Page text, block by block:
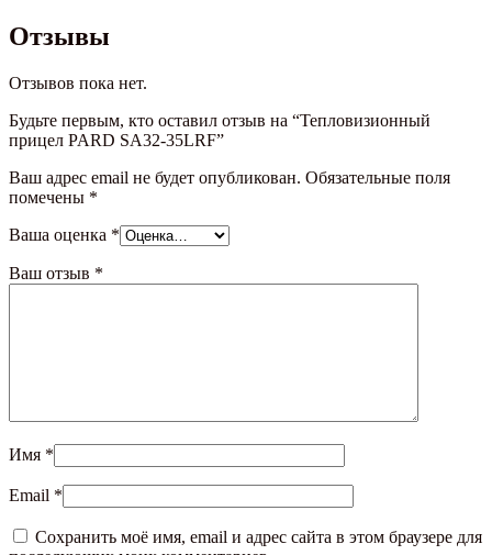
Отзывы
Отзывов пока нет.
Будьте первым, кто оставил отзыв на “Тепловизионный
прицел PARD SA32-35LRF”
Ваш адрес email не будет опубликован. Обязательные поля
помечены *
Ваша оценка *
Ваш отзыв *
Имя *
Email *
Сохранить моё имя, email и адрес сайта в этом браузере для